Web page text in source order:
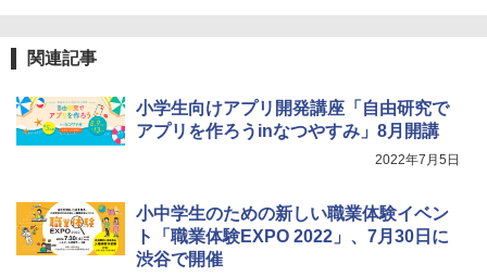
5
みんな大好き！ ヤマザキパン シールBO
OK（重版：10月上旬発送） (TJMOOK)
エンスツール
￥849
5 Fernrohr:実験用キャビネット
￥4,722
関連記事
小学生向けアプリ開発講座「自由研究で
アプリを作ろうinなつやすみ」8月開講
2022年7月5日
小中学生のための新しい職業体験イベン
ト「職業体験EXPO 2022」、7月30日に
渋谷で開催